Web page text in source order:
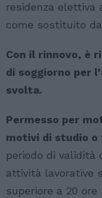
residenza elettiva
come sostituito
Con il rinnovo, è
di soggiorno per
svolta.
Permesso per
motivi di studio o
periodo di validità
attività lavorative
superiore a 20